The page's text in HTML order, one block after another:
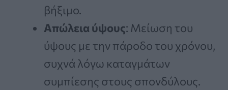
βήξιμο.
Απώλεια ύψους: Μείωση του
ύψους με την πάροδο του χρόνου,
συχνά λόγω καταγμάτων
συμπίεσης στους σπονδύλους.